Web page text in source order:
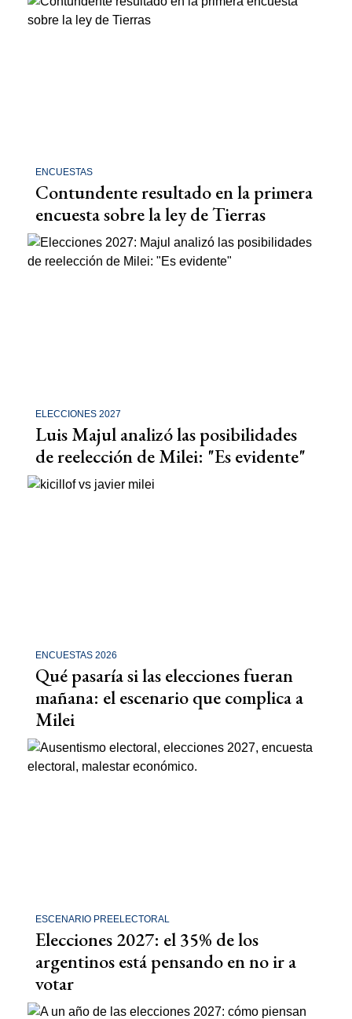
ENCUESTAS
Contundente resultado en la primera
encuesta sobre la ley de Tierras
ELECCIONES 2027
Luis Majul analizó las posibilidades
de reelección de Milei: "Es evidente"
ENCUESTAS 2026
Qué pasaría si las elecciones fueran
mañana: el escenario que complica a
Milei
ESCENARIO PREELECTORAL
Elecciones 2027: el 35% de los
argentinos está pensando en no ir a
votar